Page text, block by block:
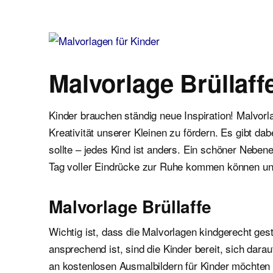
Malvorlage
Kinder brauchen ständig neue Inspiration!
Kreativität unserer Kleinen zu fördern. Es gibt
sollte – jedes Kind ist anders. Ein schöner
Tag voller Eindrücke zur Ruhe kommen können
Malvorlage Brüllaffe
Wichtig ist, dass die Malvorlagen kindgerecht
ansprechend ist, sind die Kinder bereit, sich
an kostenlosen Ausmalbildern für Kinder